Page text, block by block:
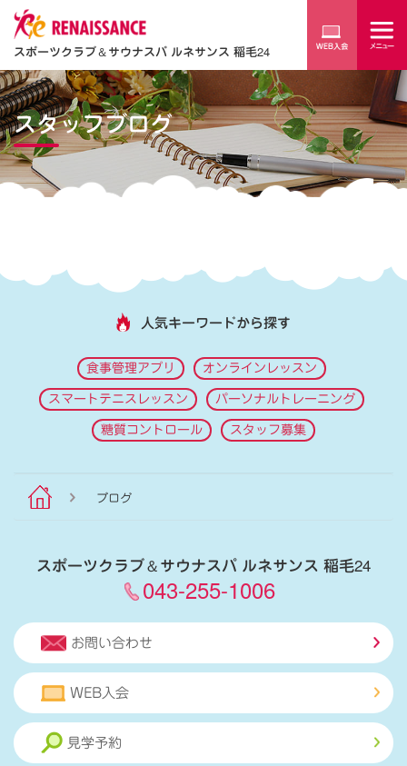
スポーツクラブ＆サウナスパ ルネサンス 稲毛24
スタッフブログ
人気キーワードから探す
食事管理アプリ オンラインレッスン
スマートテニスレッスン パーソナルトレーニング
糖質コントロール スタッフ募集
ブログ
スポーツクラブ＆サウナスパ ルネサンス 稲毛24
043-255-1006
お問い合わせ
WEB入会
見学予約